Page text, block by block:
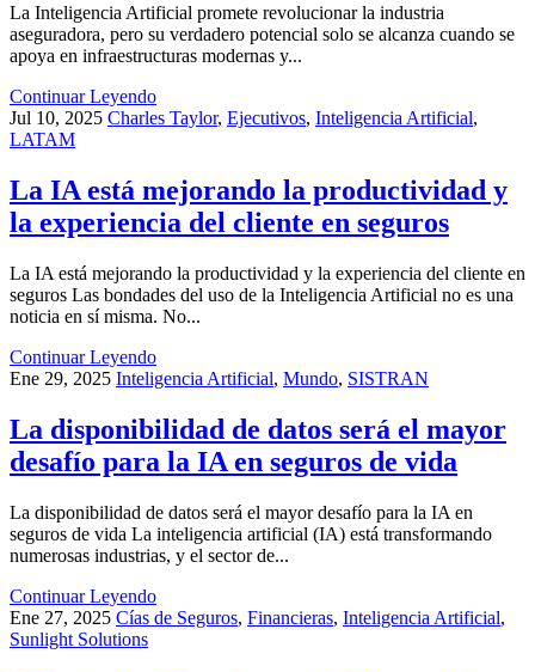
La Inteligencia Artificial promete revolucionar la industria
aseguradora, pero su verdadero potencial solo se alcanza cuando se
apoya en infraestructuras modernas y...
Continuar Leyendo
Jul 10, 2025 Charles Taylor, Ejecutivos, Inteligencia Artificial,
LATAM
La IA está mejorando la productividad y
la experiencia del cliente en seguros
La IA está mejorando la productividad y la experiencia del cliente en
seguros Las bondades del uso de la Inteligencia Artificial no es una
noticia en sí misma. No...
Continuar Leyendo
Ene 29, 2025 Inteligencia Artificial, Mundo, SISTRAN
La disponibilidad de datos será el mayor
desafío para la IA en seguros de vida
La disponibilidad de datos será el mayor desafío para la IA en
seguros de vida La inteligencia artificial (IA) está transformando
numerosas industrias, y el sector de...
Continuar Leyendo
Ene 27, 2025 Cías de Seguros, Financieras, Inteligencia Artificial,
Sunlight Solutions